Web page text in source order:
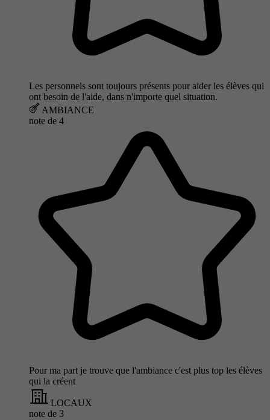
Les personnels sont toujours présents pour aider les élèves qui
ont besoin de l'aide, dans n'importe quel situation.
AMBIANCE
note de 4
Pour ma part je trouve que l'ambiance c'est plus top les élèves
qui la créent
LOCAUX
note de 3